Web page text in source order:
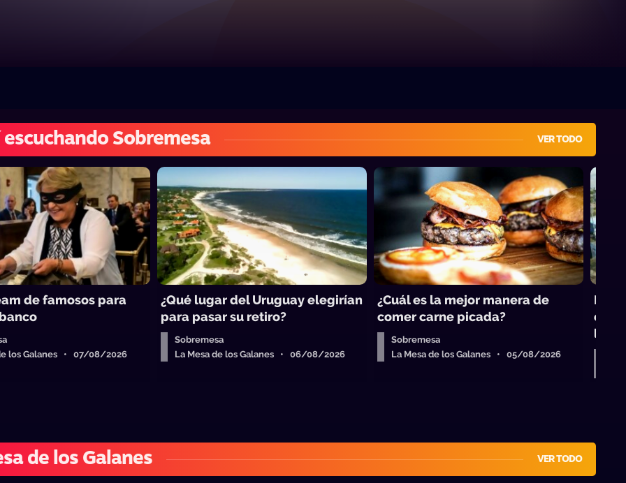
escuchando Sobremesa VER TODO
de famosos para
los Galanes • 07/08/2026
¿Qué lugar del Uruguay elegirían
para pasar su retiro?
Sobremesa
La Mesa de los Galanes • 06/08/2026
¿Cuál es la mejor manera de
comer carne picada?
Sobremesa
La Mesa de los Galanes • 05/08/2026
en
de los Galanes VER TODO